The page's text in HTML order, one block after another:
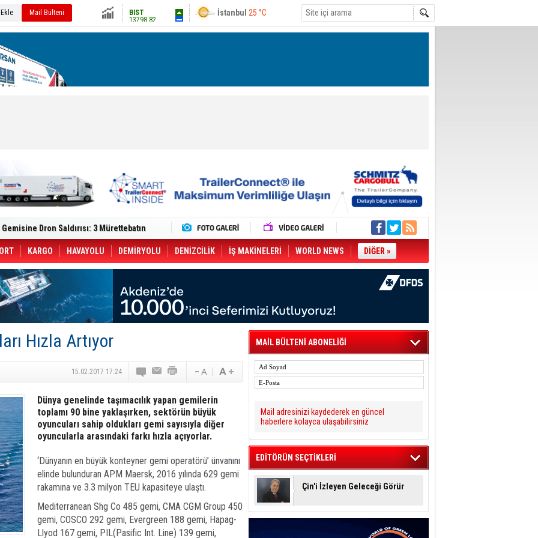
Mail Bülteni
Altın6498.73 Ankara28 °C
Master Red EDITION'ı ÖKN Lojistik
CCO'su Oldu
49 Destinasyonda İndirimli Taşıma
Aybir Lojistik Filosuna Katıldı
Dergi)
Yönetimini Dijitalleştiriyor
in June, Up 8.5%
ile Güçlendirdi
Saadia Zahidi Getirildi. IATA Tarihinde İlk
Zahidi as Director General
Ankara ile Hizmet Ağını Güçlendirdi
KARGO HAVAYOLU DEMİRYOLU DENİZCİLİK İŞ MAKİNELERİ WORLD NEWS DİĞER »
Hızla Artıyor
15.02.2017 17:24
Dünya genelinde taşımacılık yapan gemilerin
toplamı 90 bine yaklaşırken, sektörün büyük
oyuncuları sahip oldukları gemi sayısıyla diğer
oyuncularla arasındaki farkı hızla açıyorlar.
‘Dünyanın en büyük konteyner gemi operatörü’ ünvanını
elinde bulunduran APM Maersk, 2016 yılında 629 gemi
rakamına ve 3.3 milyon TEU kapasiteye ulaştı.
Mediterranean Shg Co 485 gemi, CMA CGM Group 450
gemi, COSCO 292 gemi, Evergreen 188 gemi, Hapag-
Llyod 167 gemi, PIL(Pasific Int. Line) 139 gemi,
MAİL BÜLTENİ ABONELİĞİ
Mail adresinizi kaydederek en güncel
haberlere kolayca ulaşabilirsiniz
EDİTÖRÜN SEÇTİKLERİ
Çin'i İzleyen Geleceği Görür